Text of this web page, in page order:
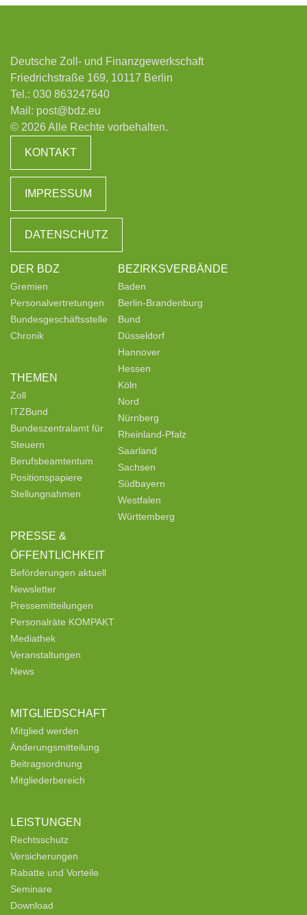
Deutsche Zoll- und Finanzgewerkschaft
Friedrichstraße 169, 10117 Berlin
Tel.: 030 863247640
Mail: post@bdz.eu
© 2026 Alle Rechte vorbehalten.
KONTAKT
IMPRESSUM
DATENSCHUTZ
DER BDZ
Gremien
Personalvertretungen
Bundesgeschäftsstelle
Chronik
THEMEN
Zoll
ITZBund
Bundeszentralamt für
Steuern
Berufsbeamtentum
Positionspapiere
Stellungnahmen
PRESSE &
ÖFFENTLICHKEIT
Beförderungen aktuell
Newsletter
Pressemitteilungen
Personalräte KOMPAKT
Mediathek
Veranstaltungen
News
MITGLIEDSCHAFT
Mitglied werden
Änderungsmitteilung
Beitragsordnung
Mitgliederbereich
LEISTUNGEN
Rechtsschutz
Versicherungen
Rabatte und Vorteile
Seminare
Download
BEZIRKSVERBÄNDE
Baden
Berlin-Brandenburg
Bund
Düsseldorf
Hannover
Hessen
Köln
Nord
Nürnberg
Rheinland-Pfalz
Saarland
Sachsen
Südbayern
Westfalen
Württemberg